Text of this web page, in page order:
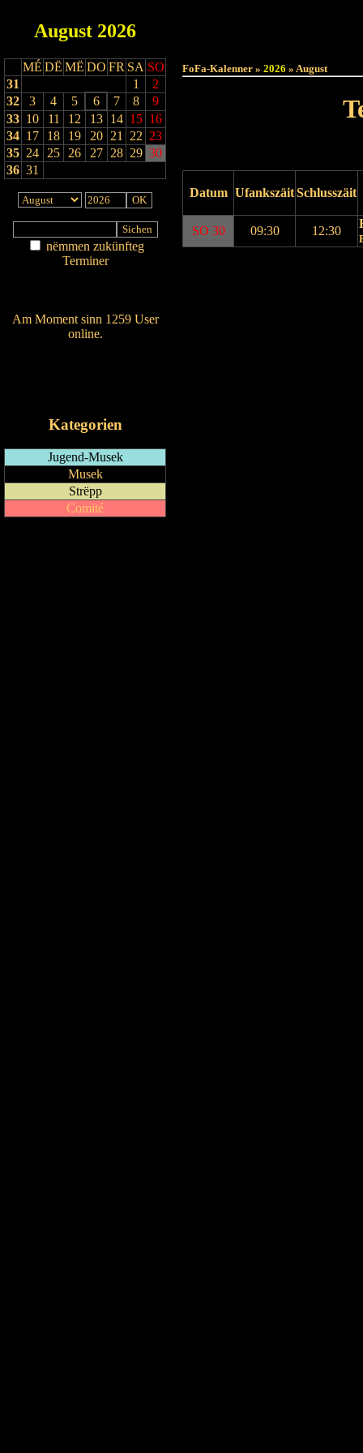
August 2026
MÉ DË MË DO FR SA SO
31
1
2
32
3 4 5 6 7 8
9
33 10 11 12 13 14 15 16
34 17 18 19 20 21 22 23
35 24 25 26 27 28 29 30
36 31
nëmmen zukünfteg
Terminer
Am Moment sinn 1259 User
online.
Kategorien
Jugend-Musek
Musek
Strëpp
Comité
FoFa-Kalenner » 2026 » August
Datum UfankszäitSchlusszäit
SO 30 09:30 12:30